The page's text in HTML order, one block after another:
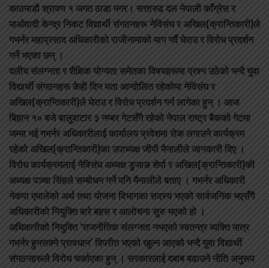
काठमाडौ श्रावण १ जगत ठाडा मगर। सत्तारुढ दल नेपाली काँग्रेस र
माओवादी केन्द्र निकट विद्यार्थी संगठनहरू नेविसंघ र अखिल(क्रान्तिकारी)ले
गभर्नर महाप्रसाद अधिकारीको राजीनामाको माग गर्दै घेराउ र विरोध प्रदर्शन
गर्ने भएका छन् ।
दलीय संलग्नता र शैक्षिक योग्यता समेतका विषयहरूमा प्रश्न उठेको भन्दै युवा
विद्यार्थी संगठनहरू केही दिन यता आन्दोलित रहेकोमा नेविसंघ र
अखिल(क्रान्तिकारी)ले घेराउ र विरोध प्रदर्शन गर्न लागेका हुन् । आज
बिहान १० बजे बालुवाटार ३ नम्बर गेटसँगै रहेको नेपाल राष्ट्र बैकको गेटमा
जम्मा भई गभर्नर अधिकारीलाई कार्यालय प्रवेशमा रोक लगाउने कार्यक्रम
रहेको अखिल(क्रान्तिकारी)का उपाध्यक्ष जीपी मैनालीले जानकारी दिए ।
विरोध कार्यक्रमलाई नेविसंघ अध्यक्ष डुजाङ शेर्पा र अखिल(क्रान्तिकारी)की
अध्यक्ष पञ्चा सिंहले सम्बोधन गर्ने पनि मैनालीले बताए । गभर्नर अधिकारी
नेकपा एमालेको अर्थ तथा योजना विभागका सदस्य भएको सार्वजनिक भएसँगै
अधिकारीको नियुक्ति बारे बहस र आलोचना सुरु भएको हो ।
अधिकारीको नियुक्ति ‘राजनीतिक संलग्नता नभएको स्वतन्त्र व्यक्ति मात्र
गभर्नर हुनसक्ने प्रावधान’ विपरीत भएको खुल्न आएको भन्दै युवा विद्यार्थी
संगठनहरूले विरोध चर्काएका हुन् । सरकारलाई दबाब बढाउने नीति अनुरूप